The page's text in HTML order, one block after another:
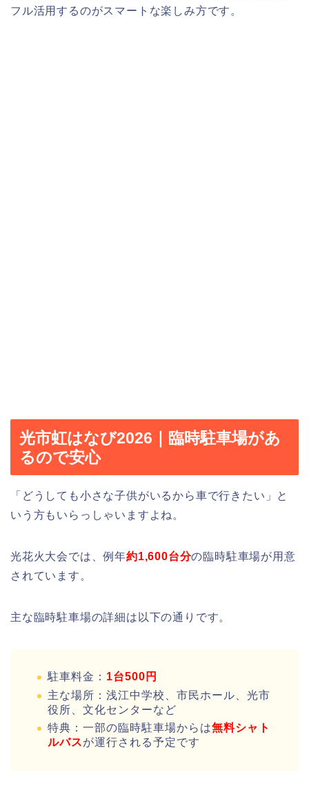
フル活用するのがスマートな楽しみ方です。
光市虹はなび2026｜臨時駐車場があ
るので安心
「どうしても小さな子供がいるから車で行きたい」と
いう方もいらっしゃいますよね。
光花火大会では、例年約1,600台分の臨時駐車場が用意
されています。
主な臨時駐車場の詳細は以下の通りです。
駐車料金： 1台500円
主な場所：浅江中学校、市民ホール、光市
役所、文化センターなど
特典：一部の臨時駐車場からは無料シャト
ルバスが運行される予定です